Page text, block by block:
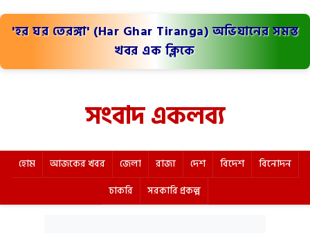
'হর ঘর তেরঙ্গা' (Har Ghar Tiranga) অভিযানের সমস্ত
খবর এক ক্লিকে
সংবাদ একলব্য
হোম আজকের খবর জেলা রাজ্য দেশ বিদেশ
বিনোদন
চাকরি
সরকারি প্রকল্প